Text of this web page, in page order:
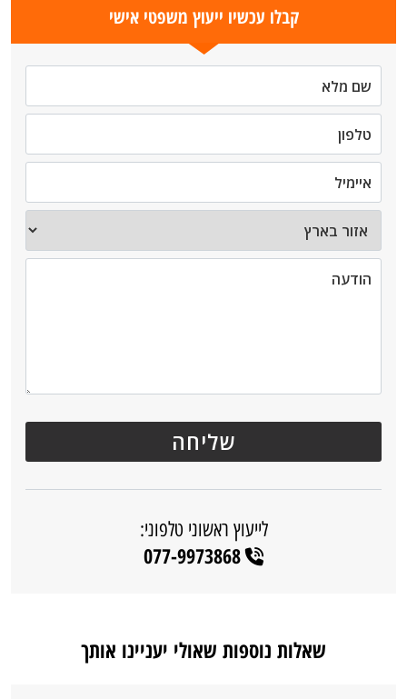
קבלו עכשיו ייעוץ משפטי אישי
לייעוץ ראשוני טלפוני:
077-9973868
שאלות נוספות שאולי יעניינו אותך